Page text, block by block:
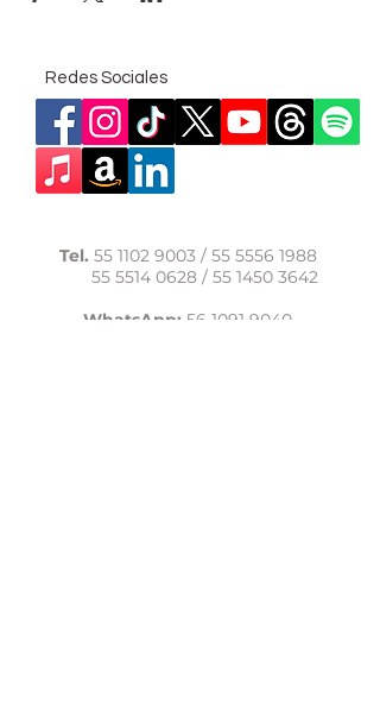
Redes Sociales
Tel. 55 1102 9003 / 55 5556 1988
55 5514 0628/ 55 1450 3642
WhatsApp: 56 1091 9040